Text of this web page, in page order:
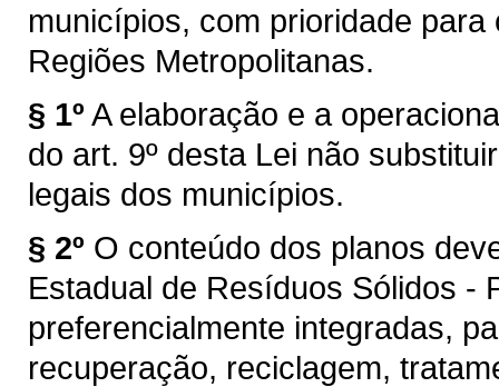
municípios, com prioridade
Regiões Metropolitanas.
§ 1º A elaboração e a
do art. 9º desta Lei não
legais dos municípios.
§ 2º O conteúdo dos planos
Estadual de Resíduos Sólidos -
preferencialmente integradas,
recuperação, reciclagem,